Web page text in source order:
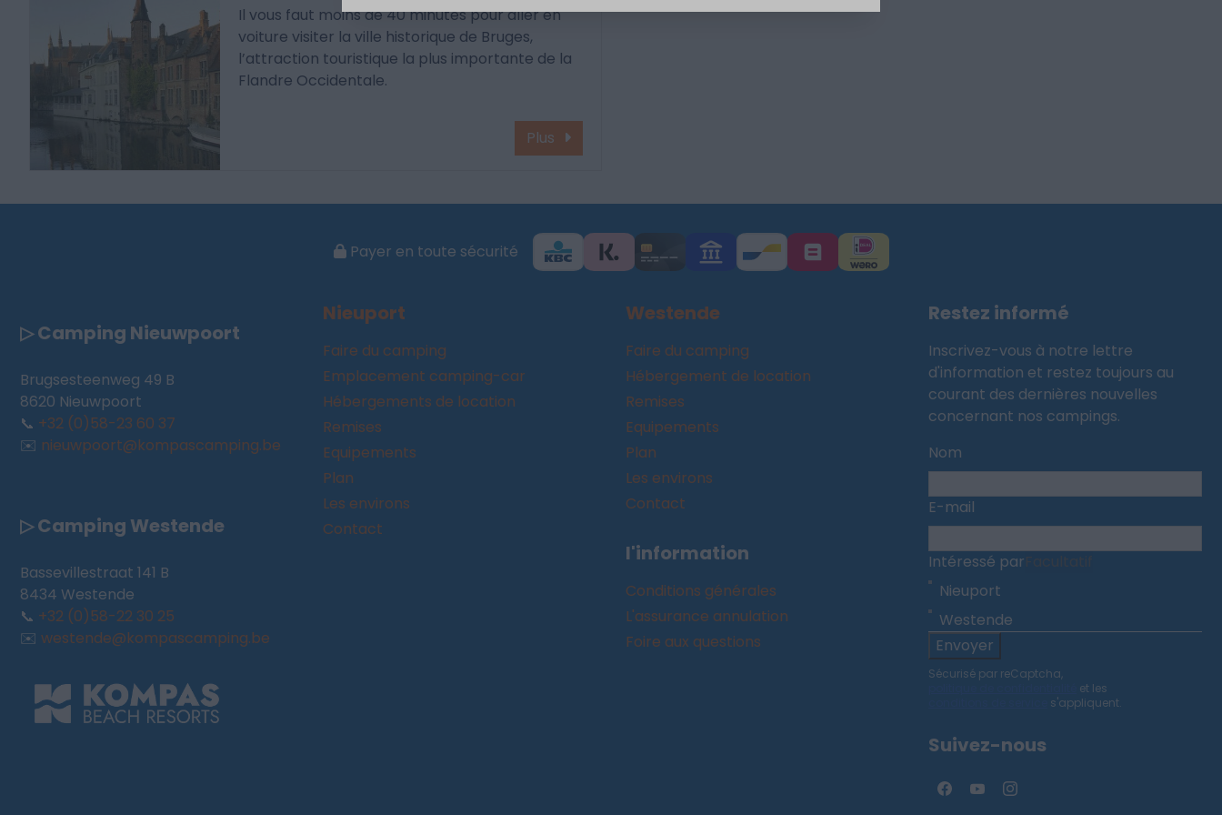
Il vous faut moins de 40 minutes pour aller en
voiture visiter la ville historique de Bruges,
l’attraction touristique la plus importante de la
Flandre Occidentale.
Plus
Payer en toute sécurité
▷ Camping Nieuwpoort
Brugsesteenweg 49 B
8620 Nieuwpoort
📞 +32 (0)58-23 60 37
✉️ nieuwpoort@kompascamping.be
▷ Camping Westende
Bassevillestraat 141 B
8434 Westende
📞 +32 (0)58-22 30 25
✉️ westende@kompascamping.be
Nieuport
Faire du camping
Emplacement camping-car
Hébergements de location
Remises
Equipements
Plan
Les environs
Contact
Westende
Faire du camping
Hébergement de location
Remises
Equipements
Plan
Les environs
Contact
l'information
Conditions générales
L'assurance annulation
Foire aux questions
Restez informé
Inscrivez-vous à notre lettre
d'information et restez toujours au
courant des dernières nouvelles
concernant nos campings.
Nom
E-mail
Intéressé par
Nieuport
Westende
Envoyer
Sécurisé par reCaptcha,
et les
s'appliquent.
Suivez-nous